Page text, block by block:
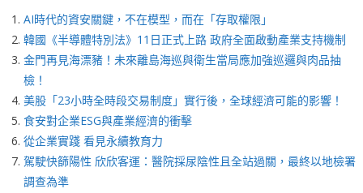
AI時代的資安關鍵，不在模型，而在「存取權限」
韓國《半導體特別法》11日正式上路 政府全面啟動產業支持機制
金門再見海漂豬！未來離島海巡與衛生當局應加強巡邏與肉品抽
檢！
美股「23小時全時段交易制度」實行後，全球經濟可能的影響！
食安對企業ESG與產業經濟的衝擊
從企業實踐 看見永續教育力
駕駛快篩陽性 欣欣客運：醫院採尿陰性且全站過關，最終以地檢署
調查為準